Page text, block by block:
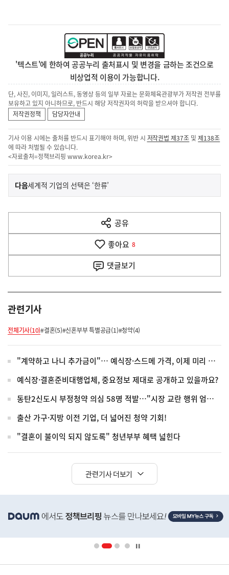
'텍스트'에 한하여 공공누리 출처표시 및 변경을 금하는 조건으로
비상업적 이용이 가능합니다.
단, 사진, 이미지, 일러스트, 동영상 등의 일부 자료는 문화체육관광부가 저작권 전부를
보유하고 있지 아니하므로, 반드시 해당 저작권자의 허락을 받으셔야 합니다.
저작권정책
담당자안내
기사 이용 시에는 출처를 반드시 표기해야 하며, 위반 시 저작권법 제37조 및제138조
에 따라 처벌될 수 있습니다.
<자료출처=정책브리핑 www.korea.kr>
이
전
다
음
다음기
세계적 기업의 선택은 ‘한류’
공유
열
기
좋아요 8
댓글보기
관련기사
전체기사(10)#결혼(5)#신혼부부 특별공급(1)#청약(4)
"계약하고 나니 추가금이"… 예식장·스드메 가격, 이제 미리 공개해야
예식장·결혼준비대행업체, 중요정보 제대로 공개하고 있을까요?
동탄2신도시 부정청약 의심 58명 적발…"시장 교란 행위 엄정 대응"
출산 가구·지방 이전 기업, 더 넓어진 청약 기회!
"결혼이 불이익 되지 않도록" 청년부부 혜택 넓힌다
관련기사 더보기
단
배
영